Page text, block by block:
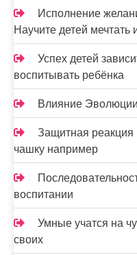
Исполнение
Научите детей
Успех детей
воспитывать ребёнка
Влияние
Защитная реакция
чашку например
воспитании
Умные учатся на
своих